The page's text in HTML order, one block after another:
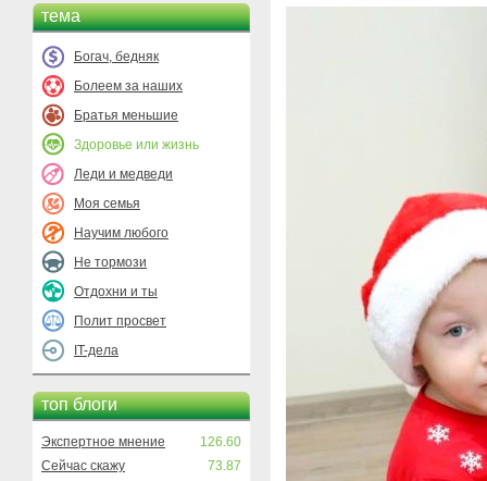
тема
Богач, бедняк
Болеем за наших
Братья меньшие
Здоровье или жизнь
Леди и медведи
Моя семья
Научим любого
Не тормози
Отдохни и ты
Полит просвет
IT-дела
топ блоги
Экспертное мнение
126.60
Сейчас скажу
73.87